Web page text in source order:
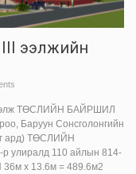
ээлжийн
ТӨСЛИЙН БАЙРШИЛ
Баруун Сонсголонгийн
ард) ТӨСЛИЙН
110 айлын 814-
х 13.6м = 489.6м2